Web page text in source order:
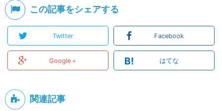
この記事をシェアする
Twitter Facebook
Google＋ B! はてな
関連記事